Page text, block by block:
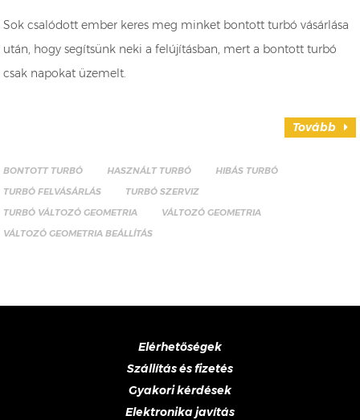
Sok csalódott ember keres meg minket bontott turbó vásárlása
után, hogy segítsünk neki a felújításban, mert a bontott turbó
csak napokat üzemelt.
Tovább
BONTOTT TURBÓ HASZNÁLT TURBÓ
HIBÁS TURBÓ
TURBÓ FELVÁSÁRLÁS
TURBÓ SZERVIZ
TURBÓ VÁLTOZÓ GEOMETRIA
VÁLTOZÓ GEOMETRIA
VÁLTOZÓ GEOMETRIA BEÁLLÍTÁS
Elérhetőségek
Szállítás és fizetés
Gyakori kérdések
Elektronika javítás